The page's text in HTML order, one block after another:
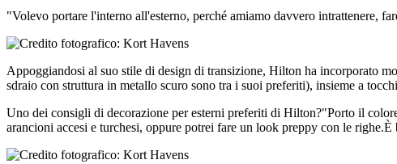
"Volevo portare l'interno all'esterno, perché amiamo davvero intrattenere,
Appoggiandosi al suo stile di design di transizione, Hilton ha incorporato
sdraio con struttura in metallo scuro sono tra i suoi preferiti), insieme a
Uno dei consigli di decorazione per esterni preferiti di Hilton?"Porto il
arancioni accesi e turchesi, oppure potrei fare un look preppy con le